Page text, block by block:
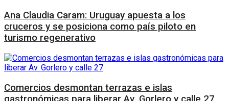
Ana Claudia Caram: Uruguay apuesta a los
cruceros y se posiciona como país piloto en
turismo regenerativo
Comercios desmontan terrazas e islas